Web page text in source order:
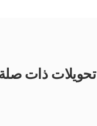
تحويلات ذات